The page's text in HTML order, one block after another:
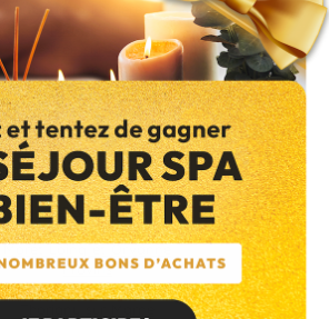
Ozoir-la-Ferrière
Mitry-Mory
Le Mée-sur-Seine
Brie-Comte-Robert
Moissy-Cramayel
Fontainebleau
Noisiel
Coulommiers
Saint-Fargeau-Ponthierry
Montévrain
Lieusaint
Vaires-sur-Marne
Moret-Loing-et-Orvanne
Provins
Vaux-le-Pénil